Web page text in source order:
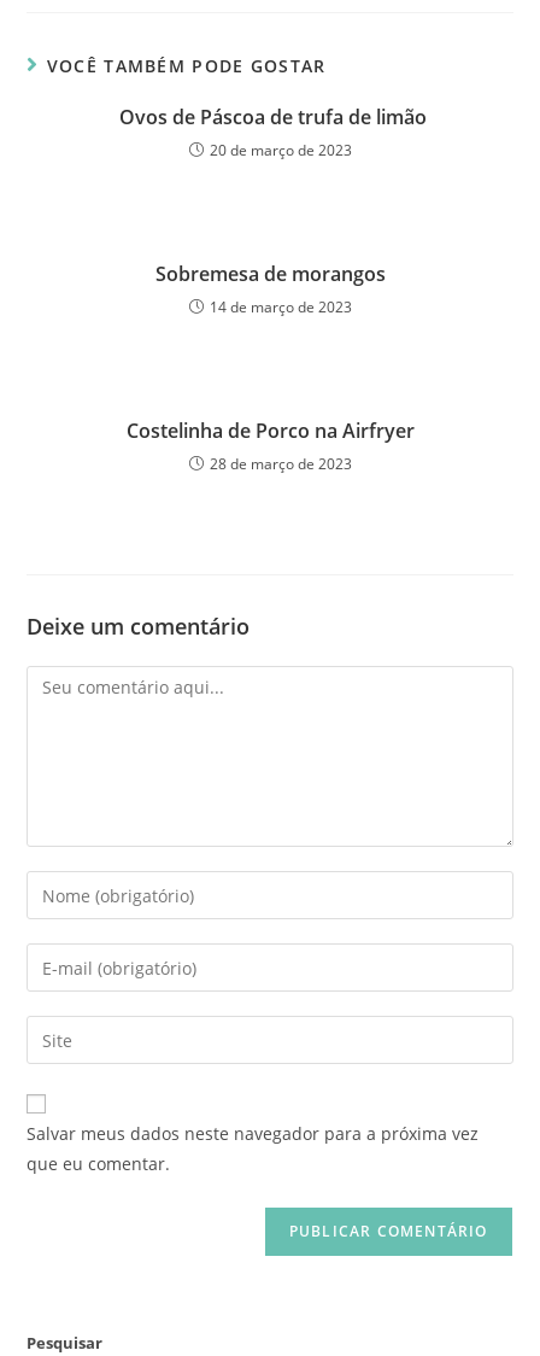
VOCÊ TAMBÉM PODE GOSTAR
Ovos de Páscoa de trufa de limão
20 de março de 2023
Sobremesa de morangos
14 de março de 2023
Costelinha de Porco na Airfryer
28 de março de 2023
Deixe um comentário
Salvar meus dados neste navegador para a próxima vez
que eu comentar.
Pesquisar